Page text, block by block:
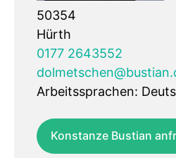
50354
Hürth
0177 2643552
Arbeitssprachen:
Konstanze Bustian